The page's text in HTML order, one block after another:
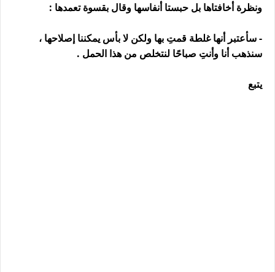
ونظرة أخافتاها بل حبستا أنفاسها وقال بقسوة تعمدها :
- سأعتبر أنها غلطة قمتِ بها ولكن لا بأس يمكننا إصلاحها ،
سنذهب أنا وأنتِ صباحًا لنتخلص من هذا الحمل .
يتبع